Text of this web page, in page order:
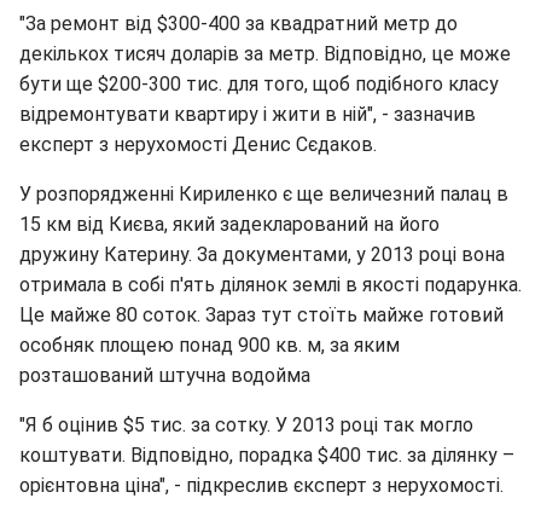
"За ремонт від $300-400 за квадратний метр до
декількох тисяч доларів за метр. Відповідно, це може
бути ще $200-300 тис. для того, щоб подібного класу
відремонтувати квартиру і жити в ній", - зазначив
експерт з нерухомості Денис Сєдаков.
У розпорядженні Кириленко є ще величезний палац в
15 км від Києва, який задекларований на його
дружину Катерину. За документами, у 2013 році вона
отримала в собі п'ять ділянок землі в якості подарунка.
Це майже 80 соток. Зараз тут стоїть майже готовий
особняк площею понад 900 кв. м, за яким
розташований штучна водойма
"Я б оцінив $5 тис. за сотку. У 2013 році так могло
коштувати. Відповідно, порадка $400 тис. за ділянку –
орієнтовна ціна", - підкреслив єксперт з нерухомості.